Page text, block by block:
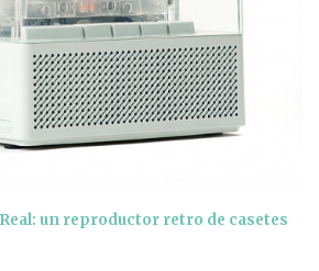
un reproductor retro de casetes